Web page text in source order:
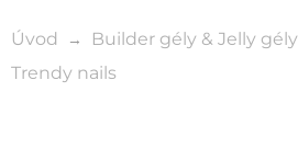
Úvod Builder gély & Jelly gély
Trendy nails